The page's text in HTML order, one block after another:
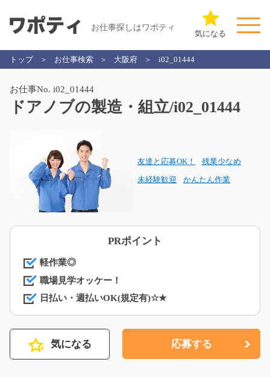
お仕事探しはワポティ
気になる
トップ お仕事検索 大阪府 i02_01444
お仕事No. i02_01444
ドアノブの製造・組立/i02_01444
友達と応募OK！ 残業少なめ
未経験歓迎 かんたん作業
PRポイント
軽作業◎
職場見学オッケー！
日払い・週払いOK(規定有)☆★
気になる 応募する